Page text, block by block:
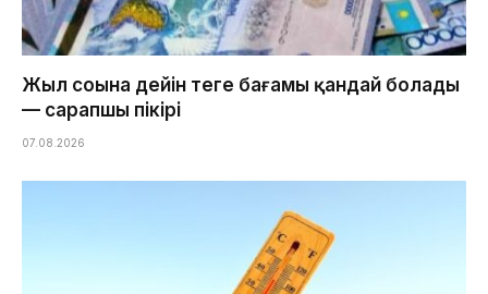
Жыл соңына дейін теңге бағамы қандай болады
— сарапшы пікірі
07.08.2026